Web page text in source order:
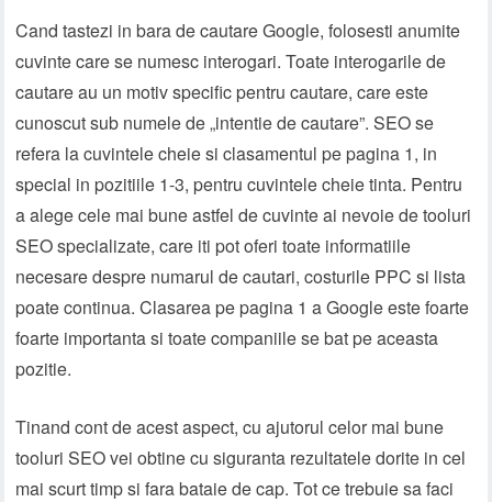
Cand tastezi in bara de cautare Google, folosesti anumite
cuvinte care se numesc interogari. Toate interogarile de
cautare au un motiv specific pentru cautare, care este
cunoscut sub numele de „intentie de cautare”. SEO se
refera la cuvintele cheie si clasamentul pe pagina 1, in
special in pozitiile 1-3, pentru cuvintele cheie tinta. Pentru
a alege cele mai bune astfel de cuvinte ai nevoie de tooluri
SEO specializate, care iti pot oferi toate informatiile
necesare despre numarul de cautari, costurile PPC si lista
poate continua. Clasarea pe pagina 1 a Google este foarte
foarte importanta si toate companiile se bat pe aceasta
pozitie.
Tinand cont de acest aspect, cu ajutorul celor mai bune
tooluri SEO vei obtine cu siguranta rezultatele dorite in cel
mai scurt timp si fara bataie de cap. Tot ce trebuie sa faci